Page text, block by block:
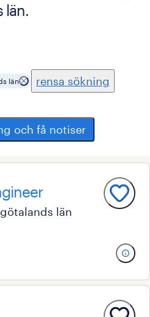
län.
län rensa sökning
och få notiser
län